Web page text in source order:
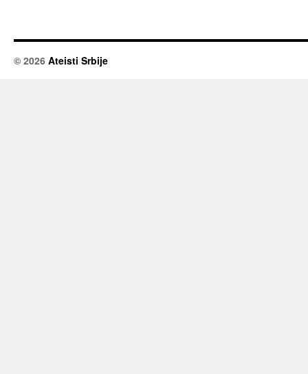
© 2026 Ateisti Srbije